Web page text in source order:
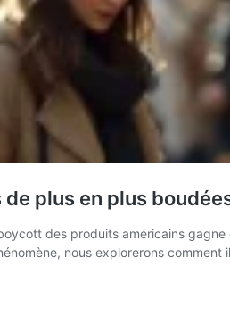
plus en plus
des produits américains
nous explorerons